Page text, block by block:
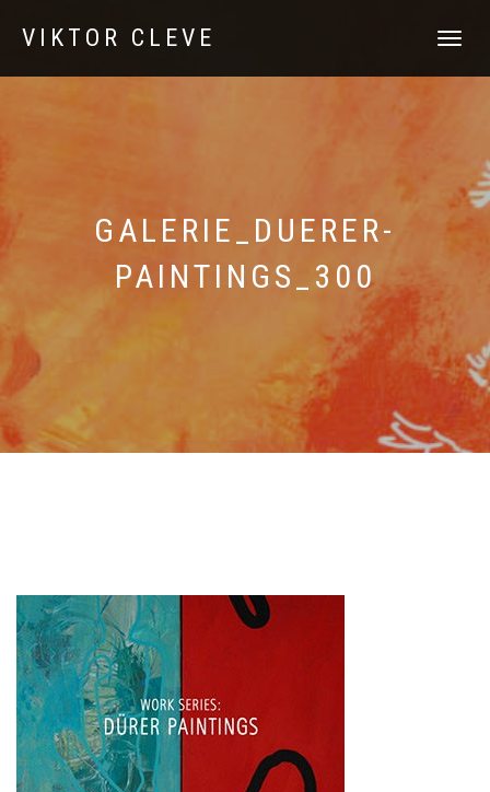
VIKTOR CLEVE
GALERIE_DUERER-
PAINTINGS_300